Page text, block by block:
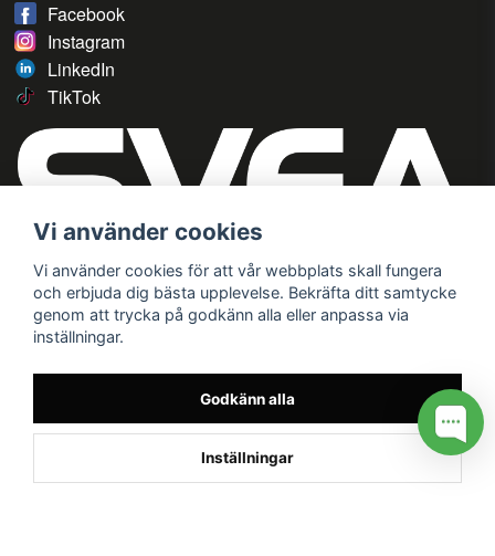
Facebook
Instagram
LinkedIn
TikTok
Vi använder cookies
Vi använder cookies för att vår webbplats skall fungera
och erbjuda dig bästa upplevelse. Bekräfta ditt samtycke
genom att trycka på godkänn alla eller anpassa via
inställningar.
Godkänn alla
Inställningar